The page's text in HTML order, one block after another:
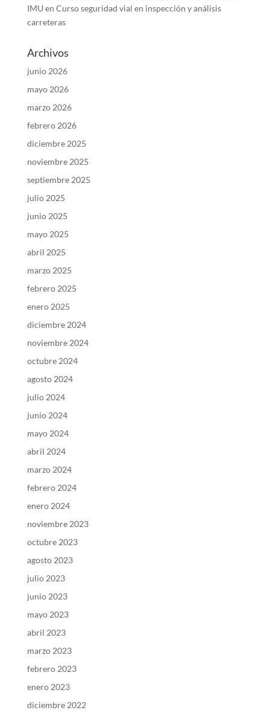
IMU en Curso seguridad vial en inspección y análisis
carreteras
Archivos
junio 2026
mayo 2026
marzo 2026
febrero 2026
diciembre 2025
noviembre 2025
septiembre 2025
julio 2025
junio 2025
mayo 2025
abril 2025
marzo 2025
febrero 2025
enero 2025
diciembre 2024
noviembre 2024
octubre 2024
agosto 2024
julio 2024
junio 2024
mayo 2024
abril 2024
marzo 2024
febrero 2024
enero 2024
noviembre 2023
octubre 2023
agosto 2023
julio 2023
junio 2023
mayo 2023
abril 2023
marzo 2023
febrero 2023
enero 2023
diciembre 2022